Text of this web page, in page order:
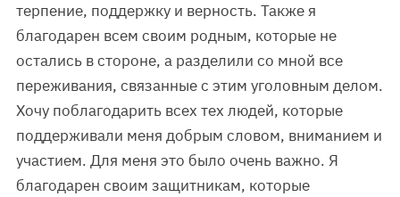
терпение, поддержку и верность. Также я
благодарен всем своим родным, которые не
остались в стороне, а разделили со мной все
переживания, связанные с этим уголовным делом.
Хочу поблагодарить всех тех людей, которые
поддерживали меня добрым словом, вниманием и
участием. Для меня это было очень важно. Я
благодарен своим защитникам, которые